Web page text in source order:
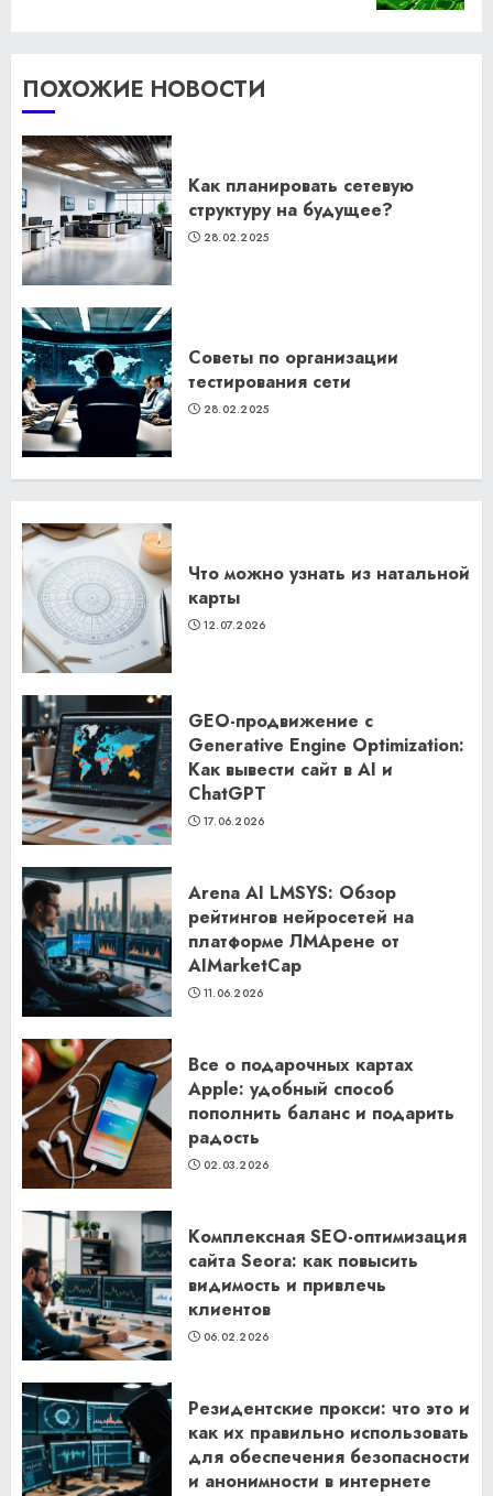
ПОХОЖИЕ НОВОСТИ
Как планировать сетевую
структуру на будущее?
28.02.2025
Советы по организации
тестирования сети
28.02.2025
Что можно узнать из натальной
карты
12.07.2026
GEO-продвижение с
Generative Engine Optimization:
Как вывести сайт в AI и
ChatGPT
17.06.2026
Arena AI LMSYS: Обзор
рейтингов нейросетей на
платформе ЛМАрене от
AIMarketCap
11.06.2026
Все о подарочных картах
Apple: удобный способ
пополнить баланс и подарить
радость
02.03.2026
Комплексная SEO-оптимизация
сайта Seora: как повысить
видимость и привлечь
клиентов
06.02.2026
Резидентские прокси: что это и
как их правильно использовать
для обеспечения безопасности
и анонимности в интернете